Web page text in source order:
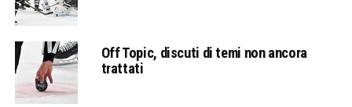
Off Topic, discuti di temi non ancora
trattati